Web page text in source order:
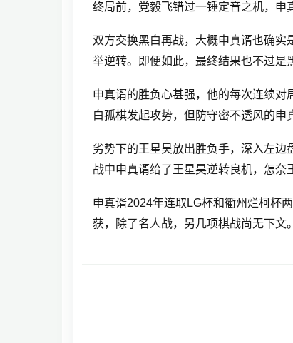
终局前，党毅飞错过一锤定音之机，申
双方交换黑白再战，大概申真谞也确
举逆转。即便如此，最终结果也不过是
申真谞的胜负心甚强，他的每次连续
白孤棋发起攻势，但防守密不透风的申
劣势下的王星昊放出胜负手，深入左
战中申真谞给了王星昊逆转良机，怎奈
申真谞2024年连取LG杯和衢州烂柯杯
获，除了名人战，另几项棋战尚无下文